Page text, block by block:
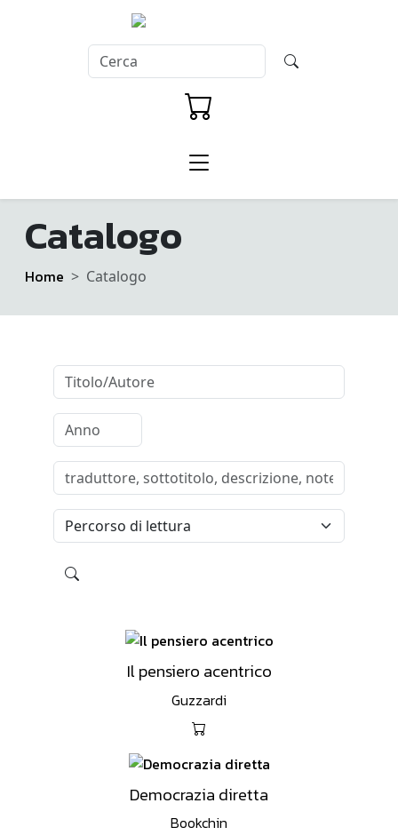
Catalogo
Home Catalogo
Il pensiero acentrico
Guzzardi
Democrazia diretta
Bookchin